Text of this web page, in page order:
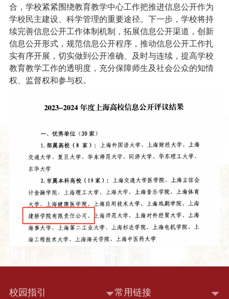
合，学校紧紧围绕教育教学中心工作把推进信息公开作为
学校民主建设、科学管理的重要途径。下一步，学校将持
续完善信息公开工作体制机制，拓展信息公开渠道，创新
信息公开形式，规范信息公开程序，推动信息公开工作扎
实有序开展 ，切实做到公开准确、及时与连续，提高学校
教育教学工作的透明度，充分保障师生及社会公众的知情
权、监督权和参与权。
校园指引 常用链接